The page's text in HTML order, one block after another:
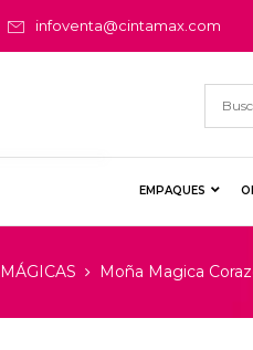
infoventa@cintamax.com
EMPAQUES
MÁGICAS Moña Magica